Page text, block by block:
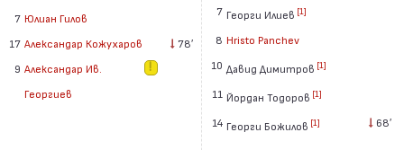
7 Юлиан Гилов
17 Александар Кожухаров
78′
9 Александар Ив.
Георгиев
7 Георги Илиев [1]
8 Hristo Panchev
10 Давид Димитров [1]
11 Йордан Тодоров [1]
14 Георги Божилов [1] 68′